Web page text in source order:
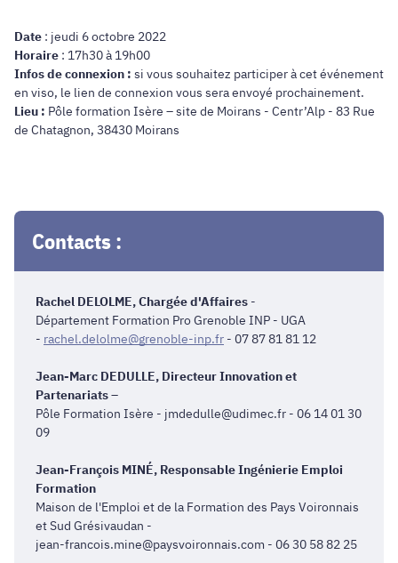
Date : jeudi 6 octobre 2022
Horaire : 17h30 à 19h00
Infos de connexion : si vous souhaitez participer à cet événement
en viso, le lien de connexion vous sera envoyé prochainement.
Lieu : Pôle formation Isère – site de Moirans - Centr’Alp - 83 Rue
de Chatagnon, 38430 Moirans
Contacts :
Rachel DELOLME, Chargée d'Affaires -
Département Formation Pro Grenoble INP - UGA
- rachel.delolme@grenoble-inp.fr - 07 87 81 81 12
Jean-Marc DEDULLE, Directeur Innovation et
Partenariats–
Pôle Formation Isère - jmdedulle@udimec.fr - 06 14 01 30
09
Jean-François MINÉ, Responsable Ingénierie Emploi
Formation
Maison de l'Emploi et de la Formation des Pays Voironnais
et Sud Grésivaudan -
jean-francois.mine@paysvoironnais.com - 06 30 58 82 25